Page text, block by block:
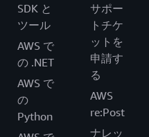
SDK と
ツール
AWS で
の .NET
AWS で
の
Python
サポー
トチケ
ットを
申請す
る
AWS
re:Post
ナレッ